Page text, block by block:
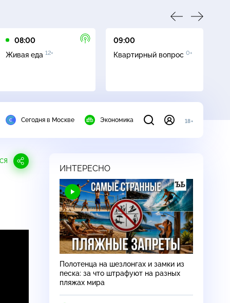
08:00
Живая еда 12+
09:00
Квартирный вопрос 0+
Сегодня в Москве Экономика 18+
ИНТЕРЕСНО
Полотенца на шезлонгах и замки из
песка: за что штрафуют на разных
пляжах мира